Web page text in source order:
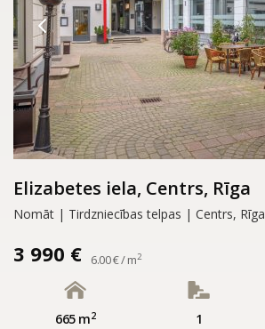
Elizabetes iela, Centrs, Rīga
Nomāt | Tirdzniecības telpas | Centrs, Rīga
3 990 € 6.00 € / m2
665 m2 1